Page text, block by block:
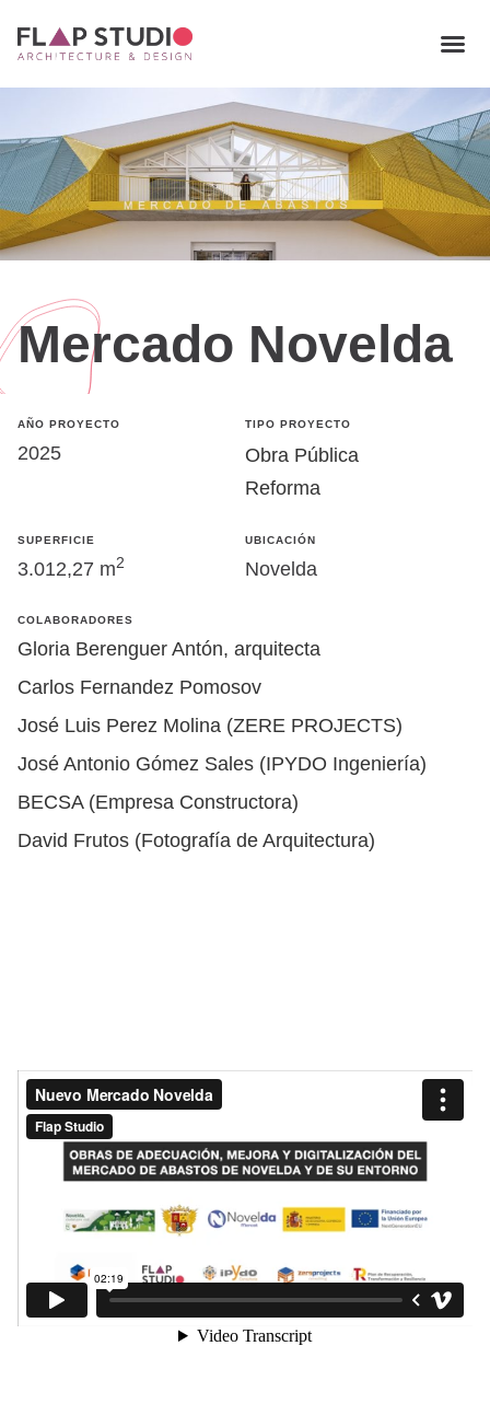
Mercado Novelda
AÑO PROYECTO
2025
TIPO PROYECTO
Obra Pública
Reforma
SUPERFICIE
3.012,27 m2
UBICACIÓN
Novelda
COLABORADORES
Gloria Berenguer Antón, arquitecta
Carlos Fernandez Pomosov
José Luis Perez Molina (ZERE PROJECTS)
José Antonio Gómez Sales (IPYDO Ingeniería)
BECSA (Empresa Constructora)
David Frutos (Fotografía de Arquitectura)